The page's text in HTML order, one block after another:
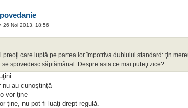
26 Noi 2013, 18:56
preoţi care luptă pe partea lor împotriva dublului standard: ţin
se spovedesc săptămânal. Despre asta ce mai puteţi zice?
nu au cunoştinţă
vor ţine
ţine, nu pot fi luaţi drept regulă.